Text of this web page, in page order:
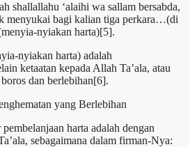
shallallahu ‘alaihi wa sallam bersabda,
menyukai bagi kalian tiga perkara…(di
nyiakan harta)[5].
nyiakan harta) adalah
ketaatan kepada Allah Ta’ala, atau
dan berlebihan[6].
yang Berlebihan
harta adalah dengan
sebagaimana dalam firman-Nya: